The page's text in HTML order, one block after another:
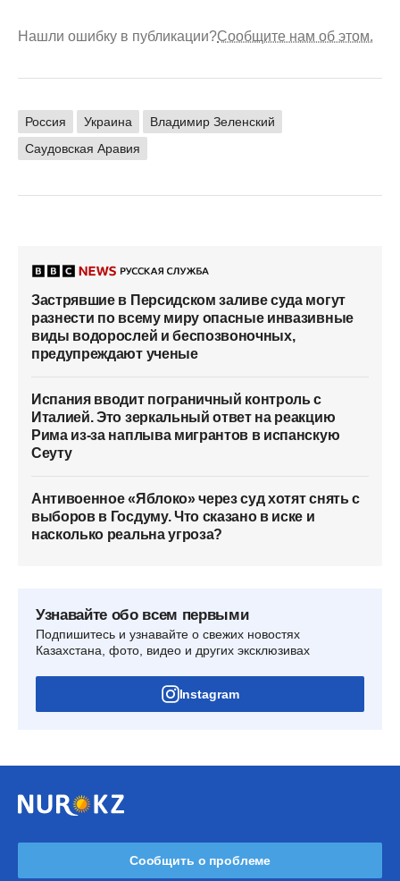
Нашли ошибку в публикации?Сообщите нам об этом.
Россия Украина
Владимир Зеленский
Саудовская Аравия
Застрявшие в Персидском заливе суда могут
разнести по всему миру опасные инвазивные
виды водорослей и беспозвоночных,
предупреждают ученые
Испания вводит пограничный контроль с
Италией. Это зеркальный ответ на реакцию
Рима из-за наплыва мигрантов в испанскую
Сеуту
Антивоенное «Яблоко» через суд хотят снять с
выборов в Госдуму. Что сказано в иске и
насколько реальна угроза?
Узнавайте обо всем первыми
Подпишитесь и узнавайте о свежих новостях
Казахстана, фото, видео и других эксклюзивах
Instagram
Сообщить о проблеме